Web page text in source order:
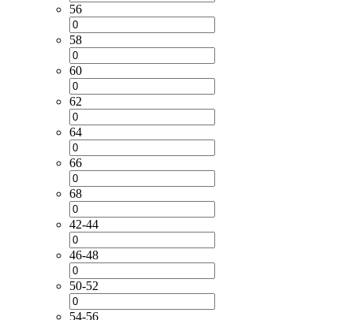
56
58
60
62
64
66
68
42-44
46-48
50-52
54-56